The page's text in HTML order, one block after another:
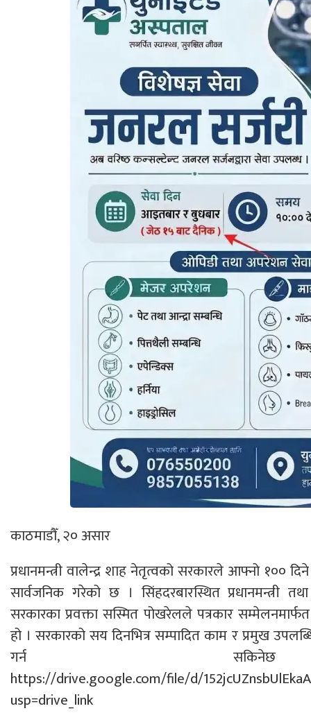
काठमाडौँ, २० असार
प्रधानमन्त्री वालेन्द्र शाह नेतृत्वको सरकारले आफ्नो १००
सार्वजनिक गरेको छ । सिंहदरबारस्थित प्रधानमन्त्री
सरकारका प्रवक्ता सस्मित पोखरेलले पत्रकार
हो । सरकारको सय दिनभित्र सम्पादित काम र प्रमुख
गर्न
https://drive.google.com/file/d/
usp=drive_link